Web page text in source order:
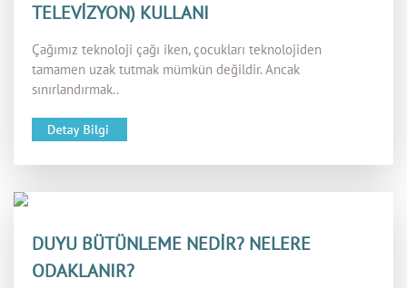
TELEVİZYON) KULLANI
Çağımız teknoloji çağı iken, çocukları teknolojiden
tamamen uzak tutmak mümkün değildir. Ancak
sınırlandırmak..
DUYU BÜTÜNLEME NEDİR? NELERE
ODAKLANIR?